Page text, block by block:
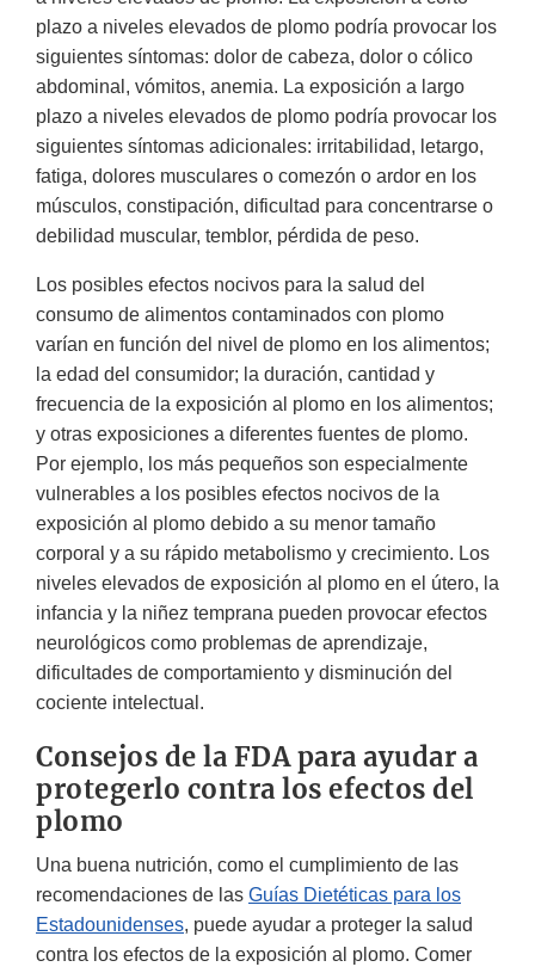
plazo a niveles elevados de plomo podría provocar los
siguientes síntomas: dolor de cabeza, dolor o cólico
abdominal, vómitos, anemia. La exposición a largo
plazo a niveles elevados de plomo podría provocar los
siguientes síntomas adicionales: irritabilidad, letargo,
fatiga, dolores musculares o comezón o ardor en los
músculos, constipación, dificultad para concentrarse o
debilidad muscular, temblor, pérdida de peso.
Los posibles efectos nocivos para la salud del
consumo de alimentos contaminados con plomo
varían en función del nivel de plomo en los alimentos;
la edad del consumidor; la duración, cantidad y
frecuencia de la exposición al plomo en los alimentos;
y otras exposiciones a diferentes fuentes de plomo.
Por ejemplo, los más pequeños son especialmente
vulnerables a los posibles efectos nocivos de la
exposición al plomo debido a su menor tamaño
corporal y a su rápido metabolismo y crecimiento. Los
niveles elevados de exposición al plomo en el útero, la
infancia y la niñez temprana pueden provocar efectos
neurológicos como problemas de aprendizaje,
dificultades de comportamiento y disminución del
cociente intelectual.
Consejos de la FDA para ayudar a
protegerlo contra los efectos del
plomo
Una buena nutrición, como el cumplimiento de las
recomendaciones de las Guías Dietéticas para los
Estadounidenses, puede ayudar a proteger la salud
contra los efectos de la exposición al plomo. Comer